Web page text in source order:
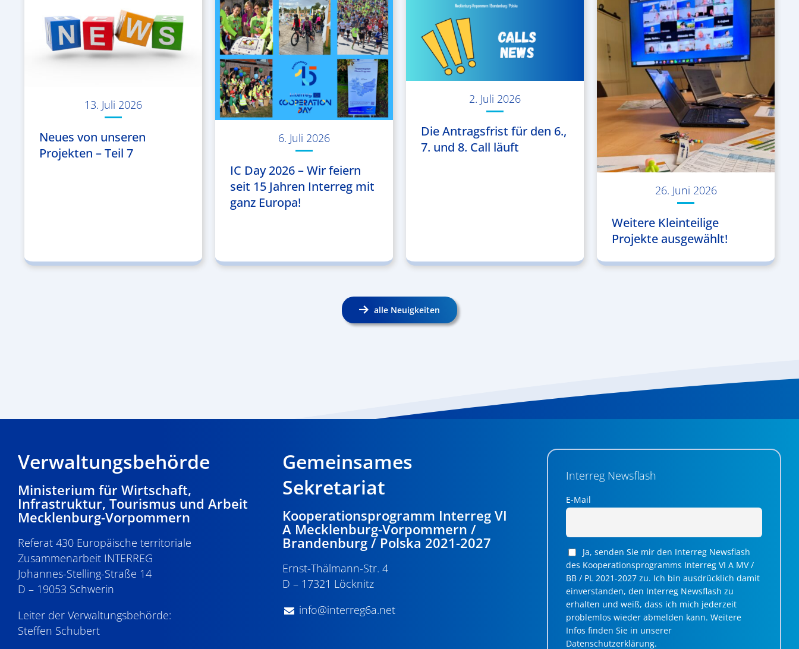
13. Juli 2026
Neues von unseren
Projekten – Teil 7
6. Juli 2026
IC Day 2026 – Wir feiern
seit 15 Jahren Interreg mit
ganz Europa!
2. Juli 2026
Die Antragsfrist für den 6.,
7. und 8. Call läuft
26. Juni 2026
Weitere Kleinteilige
Projekte ausgewählt!
alle Neuigkeiten
Verwaltungsbehörde
Ministerium für Wirtschaft,
Infrastruktur, Tourismus und Arbeit
Mecklenburg-Vorpommern
Referat 430 Europäische territoriale
Zusammenarbeit INTERREG
Johannes-Stelling-Straße 14
D – 19053 Schwerin
Leiter der Verwaltungsbehörde:
Steffen Schubert
Gemeinsames
Sekretariat
Kooperationsprogramm Interreg VI
A Mecklenburg-Vorpommern /
Brandenburg / Polska 2021-2027
Ernst-Thälmann-Str. 4
D – 17321 Löcknitz
info@interreg6a.net
Interreg Newsflash
E-Mail
Ja, senden Sie mir den Interreg Newsflash
des Kooperationsprogramms Interreg VI A MV /
BB / PL 2021-2027 zu. Ich bin ausdrücklich damit
einverstanden, den Interreg Newsflash zu
erhalten und weiß, dass ich mich jederzeit
problemlos wieder abmelden kann. Weitere
Infos finden Sie in unserer
Datenschutzerklärung.